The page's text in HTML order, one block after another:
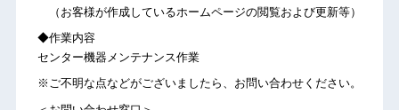
（お客様が作成しているホームページの閲覧および更新等）
◆作業内容
センター機器メンテナンス作業
※ご不明な点などがございましたら、お問い合わせください。